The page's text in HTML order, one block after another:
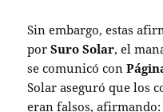
Sin embargo, estas
porSuro Solar, el
se comunicó con
Solar aseguró que los
eran falsos, afirmando: